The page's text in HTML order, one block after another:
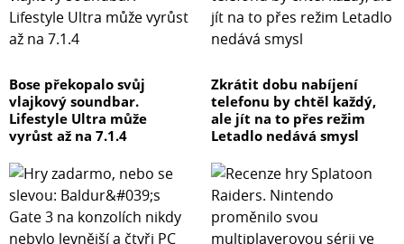
Bose překopalo svůj
vlajkový soundbar.
Lifestyle Ultra může
vyrůst až na 7.1.4
Zkrátit dobu nabíjení
telefonu by chtěl každý,
ale jít na to přes režim
Letadlo nedává smysl